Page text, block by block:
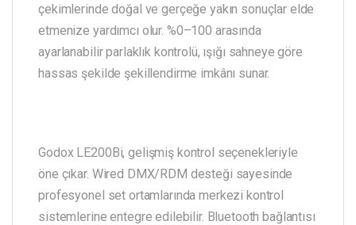
çekimlerinde doğal ve gerçeğe yakın sonuçlar elde
etmenize yardımcı olur. %0–100 arasında
ayarlanabilir parlaklık kontrolü, ışığı sahneye göre
hassas şekilde şekillendirme imkânı sunar.
Godox LE200Bi, gelişmiş kontrol seçenekleriyle
öne çıkar. Wired DMX/RDM desteği sayesinde
profesyonel set ortamlarında merkezi kontrol
sistemlerine entegre edilebilir. Bluetooth bağlantısı